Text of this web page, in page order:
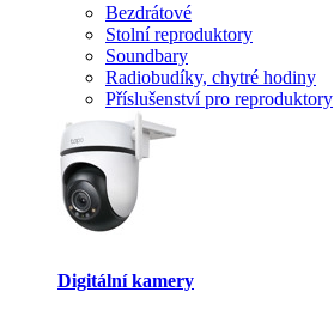
Bezdrátové
Stolní reproduktory
Soundbary
Radiobudíky, chytré hodiny
Příslušenství pro reproduktory
Digitální kamery